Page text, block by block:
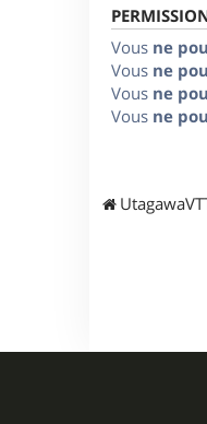
Vous ne
Vous ne
Vous ne
Vous ne